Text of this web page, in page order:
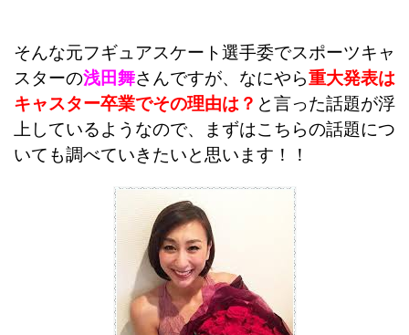
そんな元フギュアスケート選手委でスポーツキャ
スターの浅田舞さんですが、なにやら重大発表は
キャスター卒業でその理由は？ と言った話題が浮
上しているようなので、まずはこちらの話題につ
いても調べていきたいと思います！！